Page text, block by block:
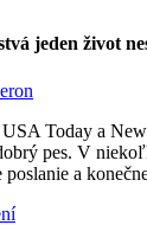
jeden život
Today a
pes. V
a